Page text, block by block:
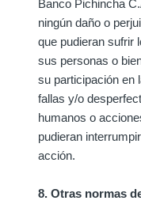
Banco Pichincha
ningún daño o
que pudieran sufrir
sus personas o
su participación en
fallas y/o
humanos o
pudieran
acción.
8. Otras normas